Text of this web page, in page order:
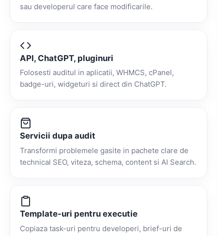
sau developerul care face modificarile.
API, ChatGPT, pluginuri
Folosesti auditul in aplicatii, WHMCS, cPanel,
badge-uri, widgeturi si direct din ChatGPT.
Servicii dupa audit
Transformi problemele gasite in pachete clare de
technical SEO, viteza, schema, content si AI Search.
Template-uri pentru executie
Copiaza task-uri pentru developeri, brief-uri de